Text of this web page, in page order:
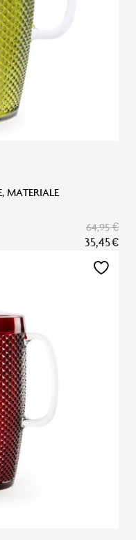
MATERIALE
64,95 €
35,45 €
Aggiungi